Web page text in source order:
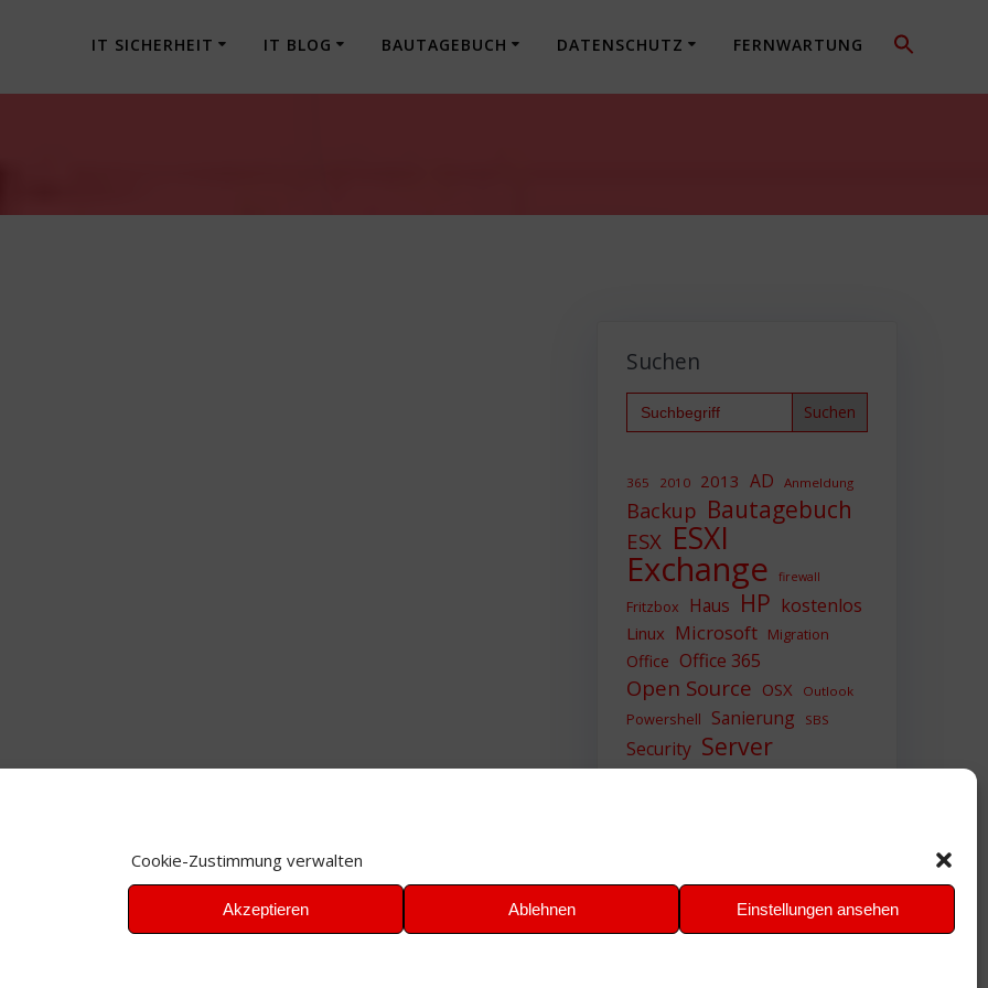
Cookie-Zustimmung verwalten
Akzeptieren Ablehnen Einstellungen ansehen
IT SICHERHEIT IT BLOG BAUTAGEBUCH DATENSCHUTZ FERNWARTUNG
Suchen
Search
for:
365 2010 2013 AD Anmeldung
Backup Bautagebuch
ESX ESXI
Exchange firewall
Fritzbox Haus HP kostenlos
Linux Microsoft Migration
Office Office 365
Open Source OSX Outlook
Powershell Sanierung SBS
Security Server
Sicherheit SIEM
VMWare VPN WAZUH
Windows Zertifikat